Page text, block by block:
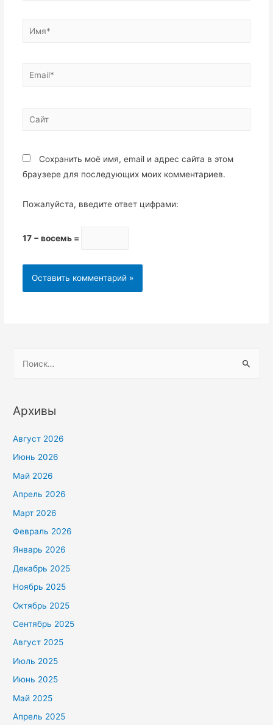
Имя*
Email*
Сайт
Сохранить моё имя, email и адрес сайта в этом
браузере для последующих моих комментариев.
Пожалуйста, введите ответ цифрами:
17 − восемь =
т
:
Архивы
Август 2026
Июнь 2026
Май 2026
Апрель 2026
Март 2026
Февраль 2026
Январь 2026
Декабрь 2025
Ноябрь 2025
Октябрь 2025
Сентябрь 2025
Август 2025
Июль 2025
Июнь 2025
Май 2025
Апрель 2025